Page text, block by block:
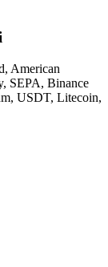
American
SEPA, Binance
USDT, Litecoin,